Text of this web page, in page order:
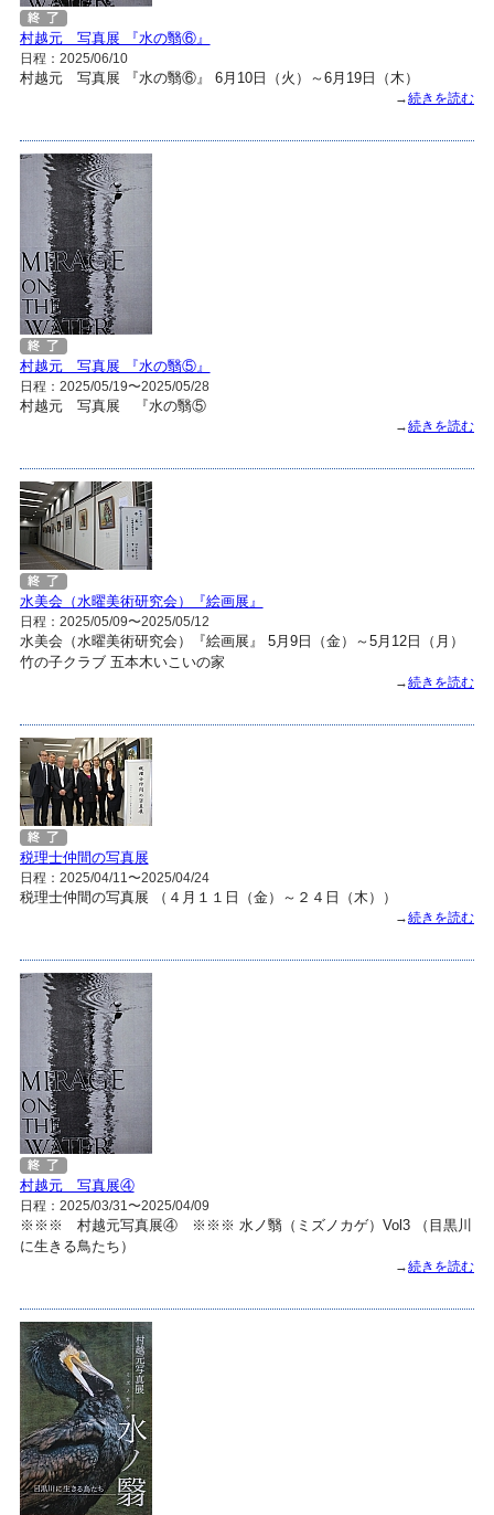
村越元 写真展 『水の翳⑥』
日程：2025/06/10
村越元 写真展 『水の翳⑥』 6月10日（火）～6月19日（木）
→続きを読む
村越元 写真展 『水の翳⑤』
日程：2025/05/19〜2025/05/28
村越元 写真展 『水の翳⑤
→続きを読む
水美会（水曜美術研究会）『絵画展』
日程：2025/05/09〜2025/05/12
水美会（水曜美術研究会）『絵画展』 5月9日（金）～5月12日（月）
竹の子クラブ 五本木いこいの家
→続きを読む
税理士仲間の写真展
日程：2025/04/11〜2025/04/24
税理士仲間の写真展 （４月１１日（金）～２４日（木））
→続きを読む
村越元 写真展④
日程：2025/03/31〜2025/04/09
※※※ 村越元写真展④ ※※※ 水ノ翳（ミズノカゲ）Vol3 （目黒川
に生きる鳥たち）
→続きを読む